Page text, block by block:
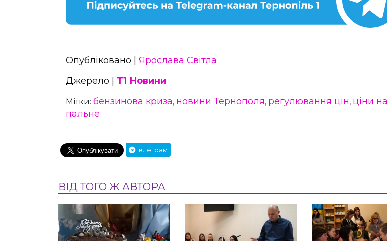
Опубліковано | Ярослава Світла
Джерело | Т1 Новини
Мітки: бензинова криза, новини Тернополя, регулювання цін, ціни на
пальне
Телеграм
ВІД ТОГО Ж АВТОРА